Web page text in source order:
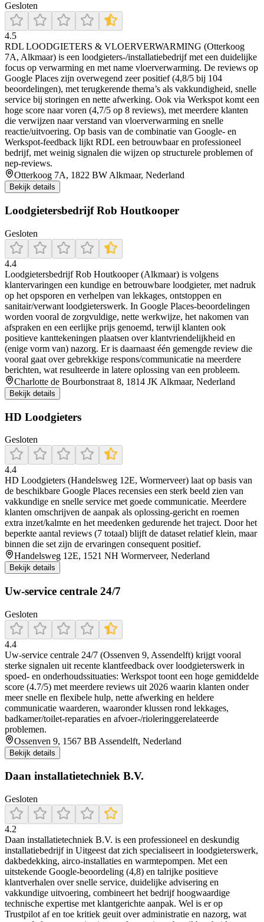
Gesloten
4.5
RDL LOODGIETERS & VLOERVERWARMING (Otterkoog
7A, Alkmaar) is een loodgieters-/installatiebedrijf met een duidelijke
focus op verwarming en met name vloerverwarming. De reviews op
Google Places zijn overwegend zeer positief (4,8/5 bij 104
beoordelingen), met terugkerende thema’s als vakkundigheid, snelle
service bij storingen en nette afwerking. Ook via Werkspot komt een
hoge score naar voren (4,7/5 op 8 reviews), met meerdere klanten
die verwijzen naar verstand van vloerverwarming en snelle
reactie/uitvoering. Op basis van de combinatie van Google- en
Werkspot-feedback lijkt RDL een betrouwbaar en professioneel
bedrijf, met weinig signalen die wijzen op structurele problemen of
nep-reviews.
Otterkoog 7A, 1822 BW Alkmaar, Nederland
Bekijk details
Loodgietersbedrijf Rob Houtkooper
Gesloten
4.4
Loodgietersbedrijf Rob Houtkooper (Alkmaar) is volgens
klantervaringen een kundige en betrouwbare loodgieter, met nadruk
op het opsporen en verhelpen van lekkages, ontstoppen en
sanitair/verwant loodgieterswerk. In Google Places-beoordelingen
worden vooral de zorgvuldige, nette werkwijze, het nakomen van
afspraken en een eerlijke prijs genoemd, terwijl klanten ook
positieve kanttekeningen plaatsen over klantvriendelijkheid en
(enige vorm van) nazorg. Er is daarnaast één gemengde review die
vooral gaat over gebrekkige respons/communicatie na meerdere
berichten, wat resulteerde in latere oplossing van een probleem.
Charlotte de Bourbonstraat 8, 1814 JK Alkmaar, Nederland
Bekijk details
HD Loodgieters
Gesloten
4.4
HD Loodgieters (Handelsweg 12E, Wormerveer) laat op basis van
de beschikbare Google Places recensies een sterk beeld zien van
vakkundige en snelle service met goede communicatie. Meerdere
klanten omschrijven de aanpak als oplossing-gericht en roemen
extra inzet/kalmte en het meedenken gedurende het traject. Door het
beperkte aantal reviews (7 totaal) blijft de dataset relatief klein, maar
binnen die set zijn de ervaringen consequent positief.
Handelsweg 12E, 1521 NH Wormerveer, Nederland
Bekijk details
Uw-service centrale 24/7
Gesloten
4.4
Uw-service centrale 24/7 (Ossenven 9, Assendelft) krijgt vooral
sterke signalen uit recente klantfeedback over loodgieterswerk in
spoed- en onderhoudssituaties: Werkspot toont een hoge gemiddelde
score (4.7/5) met meerdere reviews uit 2026 waarin klanten onder
meer snelle en flexibele hulp, nette afwerking en heldere
communicatie waarderen, waaronder klussen rond lekkages,
badkamer/toilet-reparaties en afvoer-/rioleringgerelateerde
problemen.
Ossenven 9, 1567 BB Assendelft, Nederland
Bekijk details
Daan installatietechniek B.V.
Gesloten
4.2
Daan installatietechniek B.V. is een professioneel en deskundig
installatiebedrijf in Uitgeest dat zich specialiseert in loodgieterswerk,
dakbedekking, airco-installaties en warmtepompen. Met een
uitstekende Google-beoordeling (4,8) en talrijke positieve
klantverhalen over snelle service, duidelijke advisering en
vakkundige uitvoering, combineert het bedrijf hoogwaardige
technische expertise met klantgerichte aanpak. Wel is er op
Trustpilot af en toe kritiek geuit over administratie en nazorg, wat